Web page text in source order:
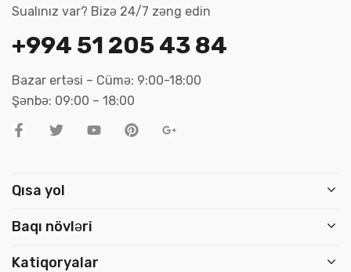
Sualınız var? Bizə 24/7 zəng edin
+994 51 205 43 84
Bazar ertəsi – Cümə: 9:00-18:00
Şənbə: 09:00 – 18:00
Qısa yol
Baqı növləri
Katiqoryalar